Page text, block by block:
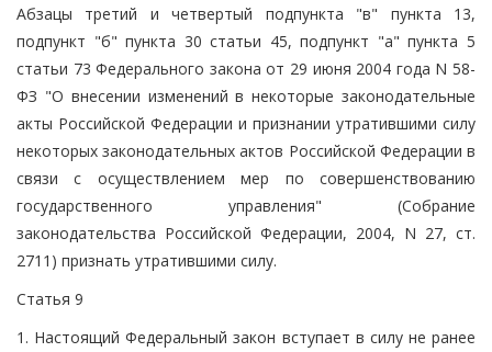
Абзацы третий и четвертый подпункта "в" пункта 13,
подпункт "б" пункта 30 статьи 45, подпункт "а" пункта 5
статьи 73 Федерального закона от 29 июня 2004 года N 58-
ФЗ "О внесении изменений в некоторые законодательные
акты Российской Федерации и признании утратившими силу
некоторых законодательных актов Российской Федерации в
связи с осуществлением мер по совершенствованию
государственного управления" (Собрание
законодательства Российской Федерации, 2004, N 27, ст.
2711) признать утратившими силу.
Статья 9
1. Настоящий Федеральный закон вступает в силу не ранее